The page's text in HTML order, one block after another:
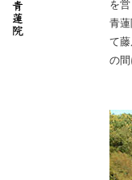
を
青
て
の